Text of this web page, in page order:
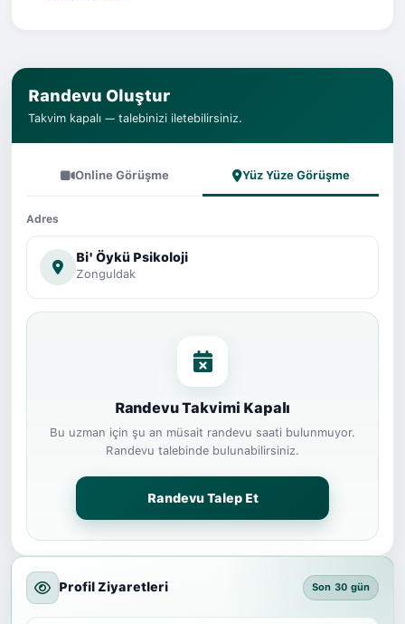
Randevu Oluştur
Takvim kapalı — talebinizi iletebilirsiniz.
Online Görüşme Yüz Yüze Görüşme
Adres
Bi' Öykü Psikoloji
Zonguldak
Randevu Takvimi Kapalı
Bu uzman için şu an müsait randevu saati bulunmuyor.
Randevu talebinde bulunabilirsiniz.
Randevu Talep Et
Profil Ziyaretleri Son 30 gün